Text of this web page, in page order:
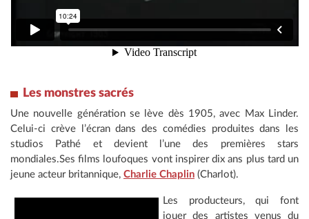
Les monstres sacrés
Une nouvelle génération se lève dès 1905, avec Max Linder.
Celui-ci crève l’écran dans des comédies produites dans les
studios Pathé et devient l’une des premières stars
mondiales.Ses films loufoques vont inspirer dix ans plus tard un
jeune acteur britannique, Charlie Chaplin (Charlot).
Les producteurs, qui font
jouer des artistes venus du